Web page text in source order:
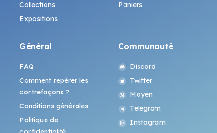
Collections
Expositions
Paniers
Général
FAQ
Comment repérer les
contrefaçons ?
Conditions générales
Politique de
Communauté
Discord
Twitter
Moyen
Telegram
Instagram